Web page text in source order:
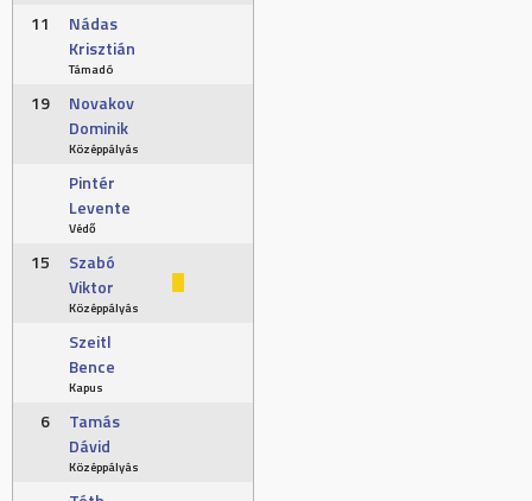
11
Nádas
Krisztián
Támadó
19
Novakov
Dominik
Középpályás
Pintér
Levente
Védő
15
Szabó
Viktor
Középpályás
Szeitl
Bence
Kapus
6
Tamás
Dávid
Középpályás